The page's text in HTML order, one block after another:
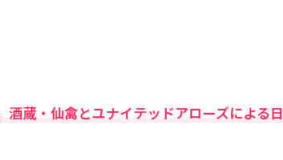
蔵・仙禽とユナイテッドアローズによる日